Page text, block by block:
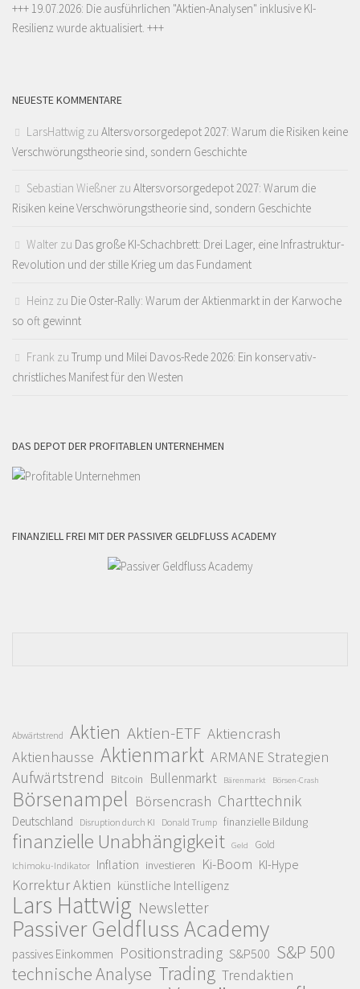
+++ 19.07.2026: Die ausführlichen "Aktien-Analysen" inklusive KI-
Resilienz wurde aktualisiert. +++
NEUESTE KOMMENTARE
LarsHattwig zu Altersvorsorgedepot 2027: Warum die Risiken keine
Verschwörungstheorie sind, sondern Geschichte
Sebastian Wießner zu Altersvorsorgedepot 2027: Warum die
Risiken keine Verschwörungstheorie sind, sondern Geschichte
Walter zu Das große KI-Schachbrett: Drei Lager, eine Infrastruktur-
Revolution und der stille Krieg um das Fundament
Heinz zu Die Oster-Rally: Warum der Aktienmarkt in der Karwoche
so oft gewinnt
Frank zu Trump und Milei Davos-Rede 2026: Ein konservativ-
christliches Manifest für den Westen
DAS DEPOT DER PROFITABLEN UNTERNEHMEN
FINANZIELL FREI MIT DER PASSIVER GELDFLUSS ACADEMY
Abwärtstrend Aktien Aktien-ETF Aktiencrash
Aktienhausse Aktienmarkt ARMANE Strategien
Aufwärtstrend Bitcoin Bullenmarkt Bärenmarkt Börsen-Crash
Börsenampel Börsencrash Charttechnik
Deutschland Disruption durch KI Donald Trump finanzielle Bildung
finanzielle Unabhängigkeit Geld Gold
Ichimoku-Indikator Inflation investieren Ki-Boom KI-Hype
Korrektur Aktien künstliche Intelligenz
Lars Hattwig Newsletter
Passiver Geldfluss Academy
passives Einkommen Positionstrading S&P500 S&P 500
technische Analyse Trading Trendaktien